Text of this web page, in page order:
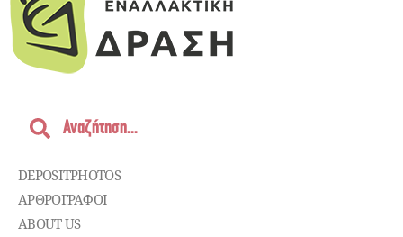
DEPOSITPHOTOS
ΑΡΘΡΟΓΡΑΦΟΙ
ABOUT US